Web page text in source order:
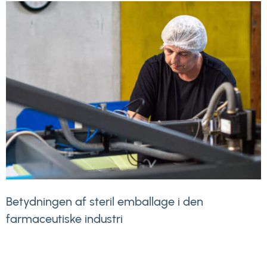
Betydningen af steril emballage i den
farmaceutiske industri